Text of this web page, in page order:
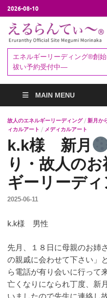
2026-08-10
エネルギーリーディング®創
祓い予約受付中―
MAIN MENU
故人のエネルギーリーディング/ 新月か
ィカルアート / メディカルアート
k.k様 新月
り・故人の
ギーリーディ
2025-06-11
k.k様 男性
先月、１８日に母親のお姉
の親戚に会わせて下さい」
ら電話が有り会いに行って
亡くなりになられ丁度、新